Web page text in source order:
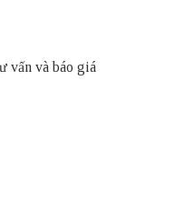
vấn và báo giá